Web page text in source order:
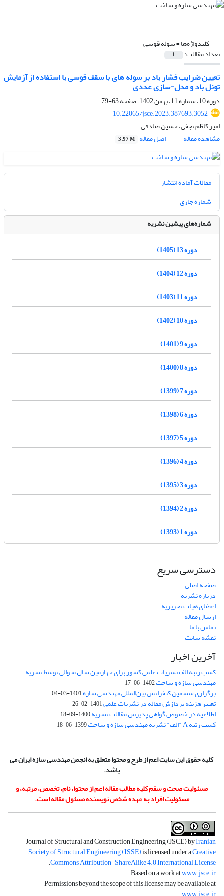
کلیدواژه‌ها =سوله قوسی
تعداد مقالات: 1
تعیین ضرایب فشار باد بر سوله های با سقف قوسی با استفاده از آزمایش
تونل باد و مدل-سازی عددی
دوره 10، شماره 11، بهمن 1402، صفحه
63-79
10.22065/jsce.2023.387693.3052
امیر کاظم نجفی، حسین صادقی
مشاهده مقاله
اصل مقاله 3.97 M
مقالات آماده انتشار
شماره جاری
شماره‌های پیشین نشریه
دوره 13 (1405)
دوره 12 (1404)
دوره 11 (1403)
دوره 10 (1402)
دوره 9 (1401)
دوره 8 (1400)
دوره 7 (1399)
دوره 6 (1398)
دوره 5 (1397)
دوره 4 (1396)
دوره 3 (1395)
دوره 2 (1394)
دوره 1 (1393)
دسترسی سریع
صفحه اصلی
درباره نشریه
اعضای هیات تحریریه
ارسال مقاله
تماس با ما
نقشه سایت
آخرین اخبار
کسب رتبه الف نشریات علمی کشور برای چهارمین سال متوالی توسط نشریه
مهندسی سازه و ساخت1402-06-17
برگزاری ششمین کنفرانس بین‌المللی مهندسی سازه1401-03-04
تغییر هزینه پردازش مقاله در نشریات علمی1401-02-26
اطلاعیه در خصوص گواهی پذیرش مقالات نشریه1400-09-18
کسب رتبه A "الف" نشریه مهندسی سازه و ساخت 1399-06-18
کلیه حقوق این سایت اعم از طرح و محتوا متعلق به انجمن مهندسی سازه ایران می
باشد.
مسئولیت صحت و سقم کلیه مطالب مقاله اعم از محتوا، نام، تخصص، مرتبه، و
مسئولیت افراد به عهده شخص نویسنده مسئول مقاله است.
Journal of Structural and Construction Engineering (JSCE) byIranian
Society of Structural Engineering (ISSE)is licensed under aCreative
Commons Attribution-ShareAlike 4.0 International License
.
Based on a work atwww.jsce.ir
.
Permissions beyond the scope of this license may be available at